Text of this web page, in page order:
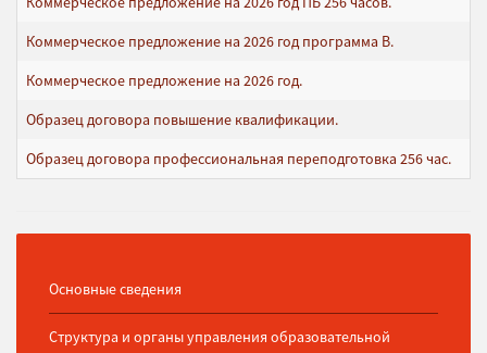
Коммерческое предложение на 2026 год программа В.
Коммерческое предложение на 2026 год.
Образец договора повышение квалификации.
Образец договора профессиональная переподготовка 256 час.
Основные сведения
Структура и органы управления образовательной